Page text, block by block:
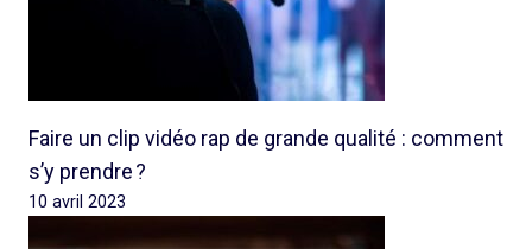
Faire un clip vidéo rap de grande qualité : comment
s’y prendre ?
10 avril 2023